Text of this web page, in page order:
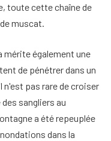
toute cette chaîne de
muscat.
mérite également une
de pénétrer dans un
pas rare de croiser
sangliers au
a été repeuplée
dans la